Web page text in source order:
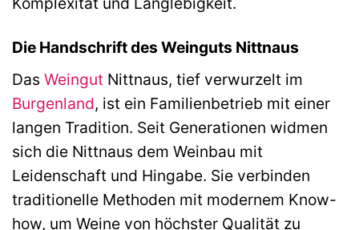
Die Handschrift des Weinguts Nittnaus
Das Weingut Nittnaus, tief verwurzelt im
Burgenland, ist ein Familienbetrieb mit einer
langen Tradition. Seit Generationen widmen
sich die Nittnaus dem Weinbau mit
Leidenschaft und Hingabe. Sie verbinden
traditionelle Methoden mit modernem Know-
how, um Weine von höchster Qualität zu